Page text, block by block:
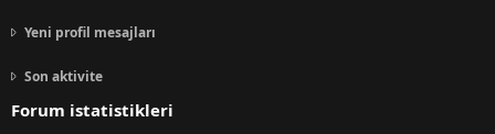
Yeni profil mesajları
Son aktivite
Forum istatistikleri